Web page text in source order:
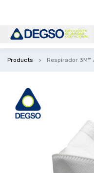
Products Respirador 3M™